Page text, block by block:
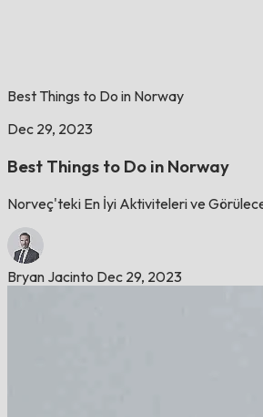
Best Things to Do in Norway
Dec 29, 2023
Best Things to Do in Norway
Norveç'teki En İyi Aktiviteleri ve
Bryan Jacinto Dec 29, 2023